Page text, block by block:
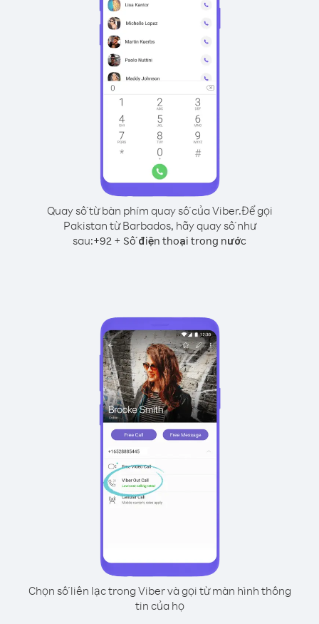
Quay số từ bàn phím quay số của Viber.Để gọi
Pakistan từ Barbados, hãy quay số như
sau:+92 + Số điện thoại trong nước
Chọn số liên lạc trong Viber và gọi từ màn hình thông
tin của họ